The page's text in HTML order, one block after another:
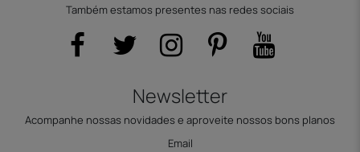
Também estamos presentes nas redes sociais
Newsletter
Acompanhe nossas novidades e aproveite nossos bons planos
Email